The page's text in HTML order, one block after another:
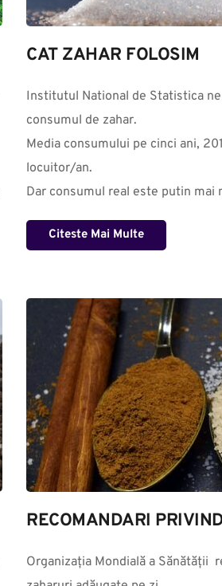
CAT ZAHAR FOLOSIM
Institutul National de Statistica
consumul de zahar.
Media consumului pe cinci ani,
locuitor/an.
Dar consumul real este putin mai
Citeste Mai Multe
RECOMANDARI
Organizația Mondială a Sănătății